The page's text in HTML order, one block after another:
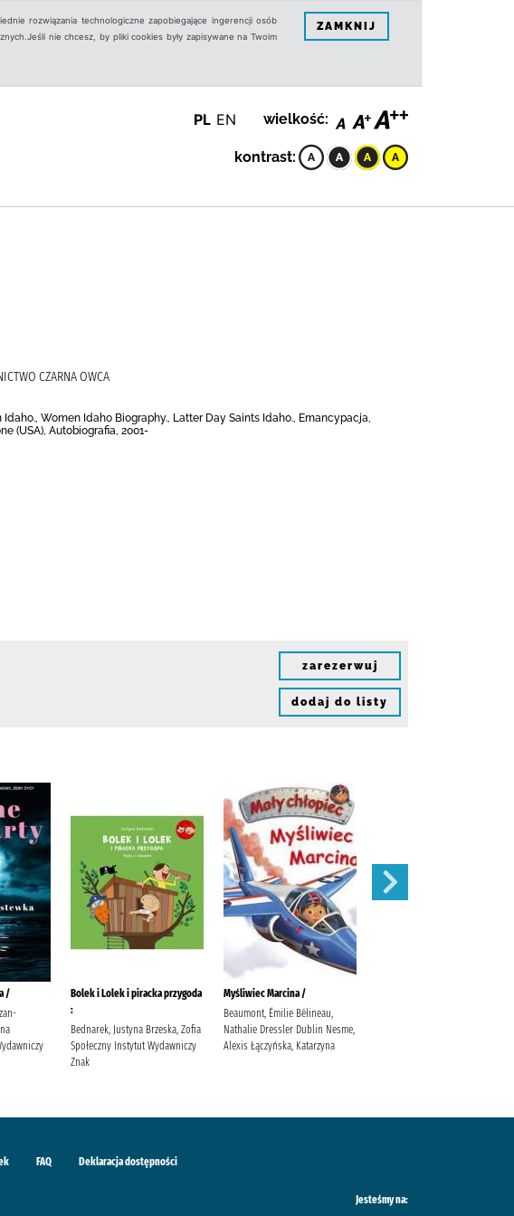
rozwiązania technologiczne zapobiegające ingerencji osób
nie chcesz, by pliki cookies były zapisywane na Twoim
ZAMKNIJ
PL EN wielkość:
kontrast:
CZARNA OWCA
Women Idaho Biography., Latter Day Saints Idaho., Emancypacja,
(USA), Autobiografia, 2001-
zarezerwuj
dodaj do listy
/
Bolek i Lolek i piracka przygoda
:
Bednarek, Justyna Brzeska, Zofia
Społeczny Instytut Wydawniczy
Znak
Myśliwiec Marcina /
Beaumont, Émilie Bélineau,
Nathalie Dressler Dublin Nesme,
Alexis Łączyńska, Katarzyna
FAQ Deklaracja dostępności
Jesteśmy na: